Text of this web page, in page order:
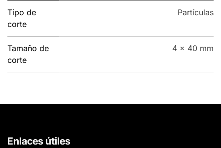
Tipo de
corte
Partículas
Tamaño de
corte
4 x 40 mm
Enlaces útiles